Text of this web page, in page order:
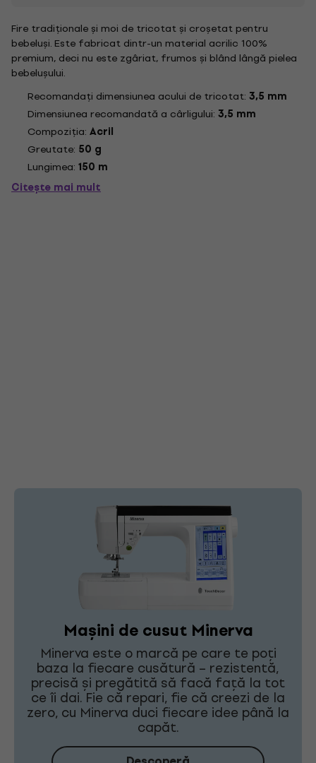
Fire tradiționale și moi de tricotat și croșetat pentru
bebeluși. Este fabricat dintr-un material acrilic 100%
premium, deci nu este zgâriat, frumos și blând lângă pielea
bebelușului.
Recomandați dimensiunea acului de tricotat: 3,5 mm
Dimensiunea recomandată a cârligului: 3,5 mm
Compoziția: Acril
Greutate: 50 g
Lungimea: 150 m
Citește mai mult
Mașini de cusut Minerva
Minerva este o marcă pe care te poți
baza la fiecare cusătură – rezistentă,
precisă și pregătită să facă față la tot
ce îi dai. Fie că repari, fie că creezi de la
zero, cu Minerva duci fiecare idee până la
capăt.